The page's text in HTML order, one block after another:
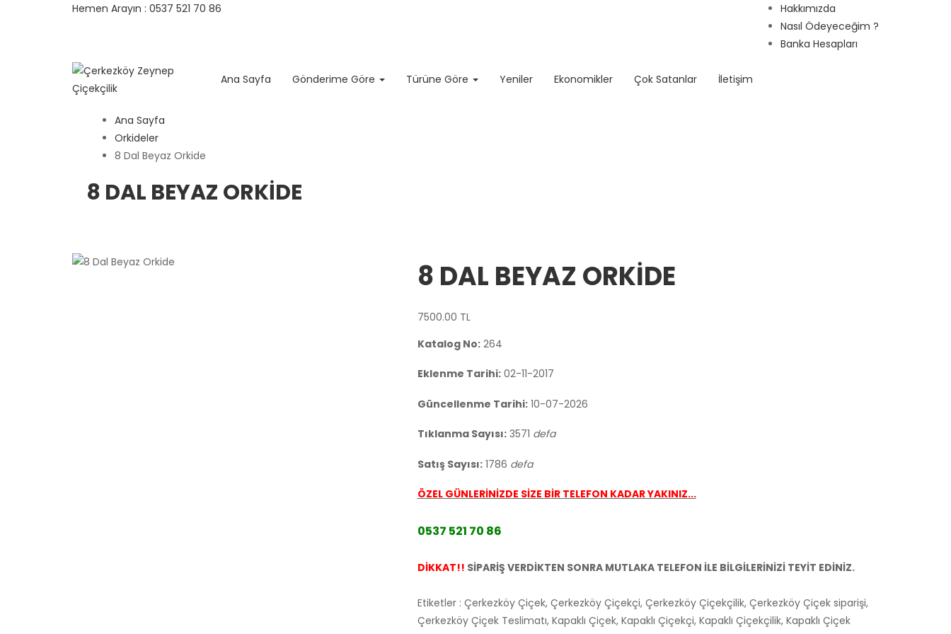
Hemen Arayın : 0537 521 70 86
Hakkımızda
Nasıl Ödeyeceğim ?
Banka Hesapları
Ana Sayfa Gönderime Göre Türüne Göre Yeniler Ekonomikler Çok Satanlar İletişim
Ana Sayfa
Orkideler
8 Dal Beyaz Orkide
8 DAL BEYAZ ORKIDE
8 DAL BEYAZ ORKIDE
7500.00 TL
Katalog No: 264
Eklenme Tarihi: 02-11-2017
Güncellenme Tarihi: 10-07-2026
Tıklanma Sayısı: 3571 defa
Satış Sayısı: 1786 defa
ÖZEL GÜNLERİNİZDE SİZE BİR TELEFON KADAR YAKINIZ...
0537 521 70 86
DİKKAT!! SİPARİŞ VERDİKTEN SONRA MUTLAKA TELEFON İLE BİLGİLERİNİZİ TEYİT EDİNİZ.
Etiketler : Çerkezköy Çiçek, Çerkezköy Çiçekçi, Çerkezköy Çiçekçilik, Çerkezköy Çiçek siparişi,
Çerkezköy Çiçek Teslimatı, Kapaklı Çiçek, Kapaklı Çiçekçi, Kapaklı Çiçekçilik, Kapaklı Çiçek